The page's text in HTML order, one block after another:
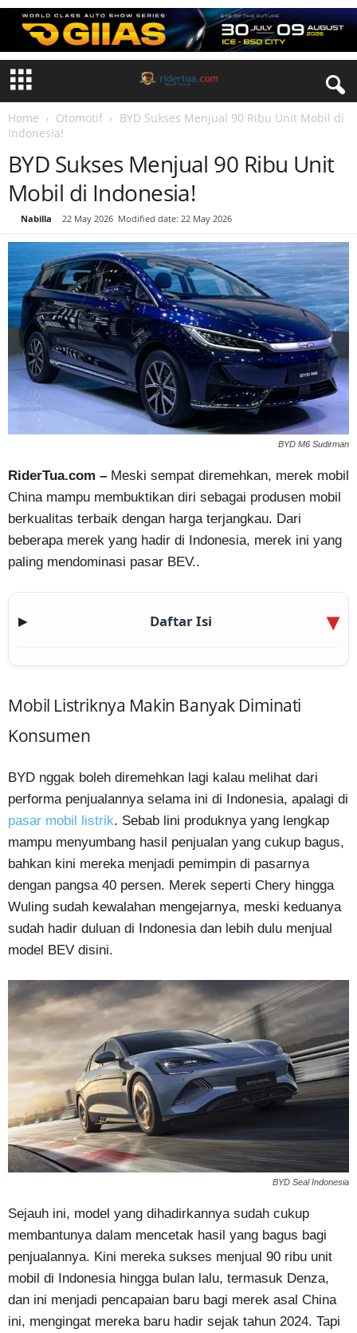
Home Otomotif
BYD Sukses Menjual 90 Ribu Unit Mobil di
Indonesia!
BYD Sukses Menjual 90 Ribu Unit
Mobil di Indonesia!
Nabilla 22 May 2026 Modified date: 22 May 2026
BYD M6 Sudirman
RiderTua.com – Meski sempat diremehkan, merek mobil
China mampu membuktikan diri sebagai produsen mobil
berkualitas terbaik dengan harga terjangkau. Dari
beberapa merek yang hadir di Indonesia, merek ini yang
paling mendominasi pasar BEV..
▶ Daftar Isi
Mobil Listriknya Makin Banyak Diminati
Konsumen
BYD nggak boleh diremehkan lagi kalau melihat dari
performa penjualannya selama ini di Indonesia, apalagi di
pasar mobil listrik. Sebab lini produknya yang lengkap
mampu menyumbang hasil penjualan yang cukup bagus,
bahkan kini mereka menjadi pemimpin di pasarnya
dengan pangsa 40 persen. Merek seperti Chery hingga
Wuling sudah kewalahan mengejarnya, meski keduanya
sudah hadir duluan di Indonesia dan lebih dulu menjual
model BEV disini.
BYD Seal Indonesia
Sejauh ini, model yang dihadirkannya sudah cukup
membantunya dalam mencetak hasil yang bagus bagi
penjualannya. Kini mereka sukses menjual 90 ribu unit
mobil di Indonesia hingga bulan lalu, termasuk Denza,
dan ini menjadi pencapaian baru bagi merek asal China
ini, mengingat mereka baru hadir sejak tahun 2024. Tapi